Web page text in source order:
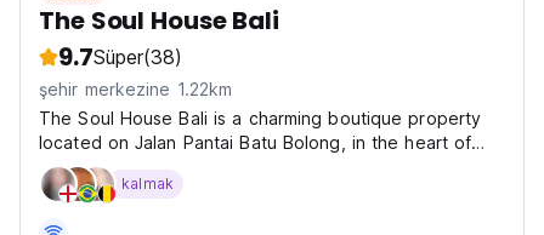
The Soul House Bali
9.7Süper(38)
şehir merkezine 1.22km
The Soul House Bali is a charming boutique property
located on Jalan Pantai Batu Bolong, in the heart of
Bali's vibrant Canggu neighborhood. Ideal for surfers,
digital nomads, and leisure travelers, this stylish
kalmak